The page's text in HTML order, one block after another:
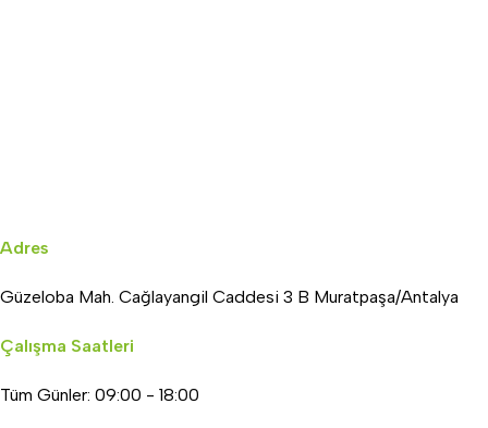
Adres
Güzeloba Mah. Cağlayangil Caddesi 3 B Muratpaşa/Antalya
Çalışma Saatleri
Tüm Günler: 09:00 - 18:00